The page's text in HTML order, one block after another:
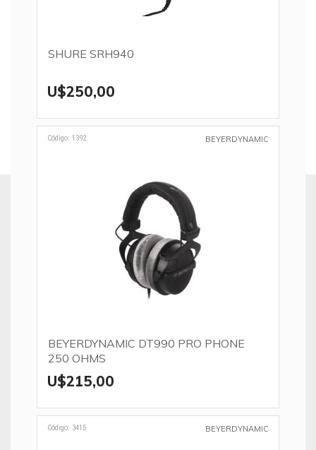
SHURE SRH940
U$250,00
Código: 1392 BEYERDYNAMIC
BEYERDYNAMIC DT990 PRO PHONE
250 OHMS
U$215,00
Código: 3415 BEYERDYNAMIC